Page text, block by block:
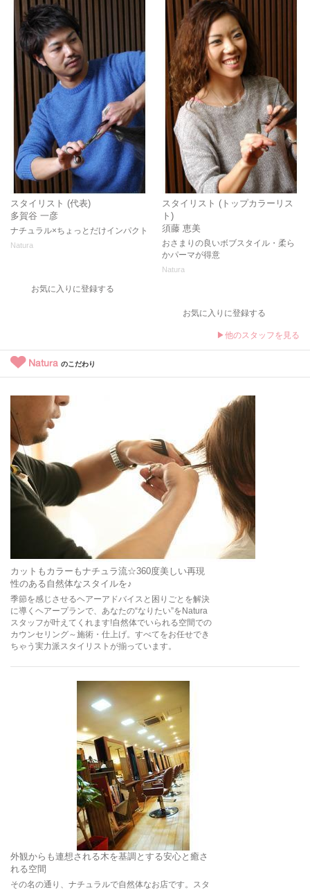
スタイリスト (代表)
多賀谷 一彦
ナチュラル×ちょっとだけインパクト
Natura
お気に入りに登録する
スタイリスト (トップカラーリス
ト)
須藤 恵美
おさまりの良いボブスタイル・柔ら
かパーマが得意
Natura
お気に入りに登録する
▶他のスタッフを見る
Natura のこだわり
カットもカラーもナチュラ流☆360度美しい再現
性のある自然体なスタイルを♪
季節を感じさせるヘアーアドバイスと困りごとを解決
に導くヘアープランで、あなたの“なりたい”をNatura
スタッフが叶えてくれます!自然体でいられる空間での
カウンセリング～施術・仕上げ。すべてをお任せでき
ちゃう実力派スタイリストが揃っています。
外観からも連想される木を基調とする安心と癒さ
れる空間
その名の通り、ナチュラルで自然体なお店です。スタ